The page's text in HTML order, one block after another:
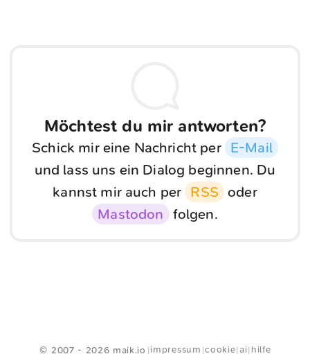
Möchtest du mir antworten?
Schick mir eine Nachricht per E-Mail
und lass uns ein Dialog beginnen. Du
kannst mir auch per RSS oder
Mastodon folgen.
© 2007 - 2026 maik.io | impressum |cookie| ai | hilfe